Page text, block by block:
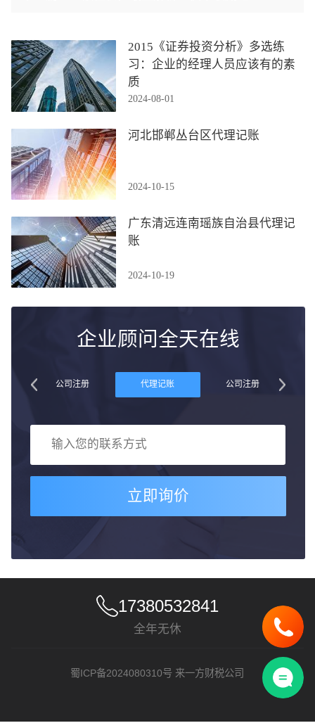
2015《证券投资分析》多选练
习：企业的经理人员应该有的素
质
2024-08-01
河北邯郸丛台区代理记账
2024-10-15
广东清远连南瑶族自治县代理记
账
2024-10-19
企业顾问全天在线
公司注册 代理记账 公司注册
立即询价
17380532841
全年无休
蜀ICP备2024080310号 来一方财税公司